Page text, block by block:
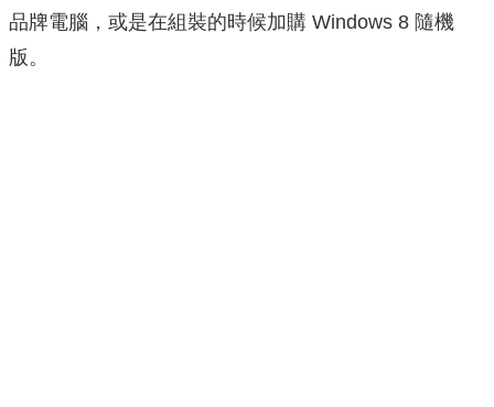
品牌電腦，或是在組裝的時候加購 Windows 8 隨機
版。